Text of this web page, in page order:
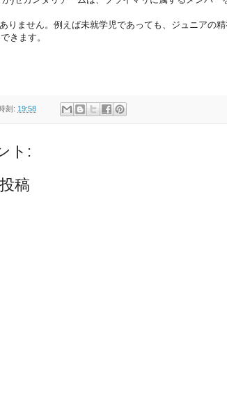
りません。例えば未就学児であっても、ジュニアの
きます。
刻: 19:58
ト:
稿